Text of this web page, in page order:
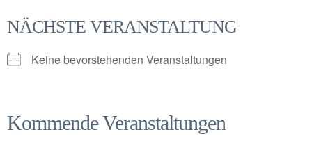
NÄCHSTE VERANSTALTUNG
Keine bevorstehenden Veranstaltungen
Kommende Veranstaltungen